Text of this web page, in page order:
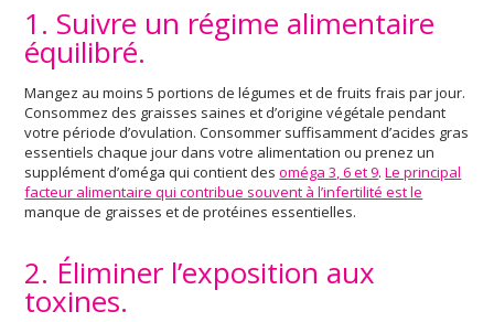
1. Suivre un régime alimentaire
équilibré.
Mangez au moins 5 portions de légumes et de fruits frais par jour.
Consommez des graisses saines et d’origine végétale pendant
votre période d’ovulation. Consommer suffisamment d’acides gras
essentiels chaque jour dans votre alimentation ou prenez un
supplément d’oméga qui contient desoméga 3, 6 et 9.Le principal
facteur alimentaire qui contribue souvent à l’infertilité est le
manque de graisses et de protéines essentielles.
2. Éliminer l’exposition aux
toxines.